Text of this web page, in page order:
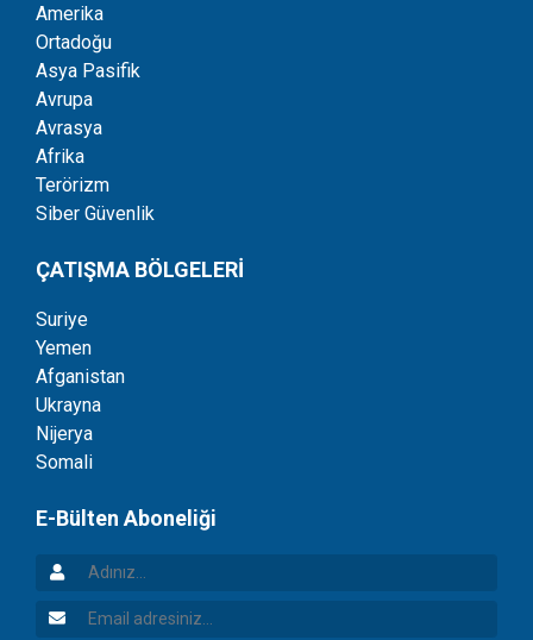
Amerika
Ortadoğu
Asya Pasifik
Avrupa
Avrasya
Afrika
Terörizm
Siber Güvenlik
ÇATIŞMA BÖLGELERİ
Suriye
Yemen
Afganistan
Ukrayna
Nijerya
Somali
E-Bülten Aboneliği
Adınız
Email Adresiniz